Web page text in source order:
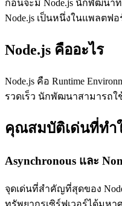
ก่อนจะมี Node.js นักพัฒนาที่
Node.js เป็นหนึ่งในแพลตฟ
Node.js คืออะไร
Node.js คือ Runtime
รวดเร็ว นักพัฒนาสามารถใ
คุณสมบัติเด่นที่ทำ
Asynchronous และ
จุดเด่นที่สำคัญที่สุดของ
ทรัพยากรเซิร์ฟเวอร์ได้มหา